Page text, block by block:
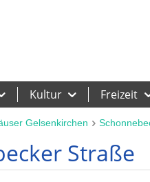
Kultur Freizeit
Gelsenkirchen
Straße